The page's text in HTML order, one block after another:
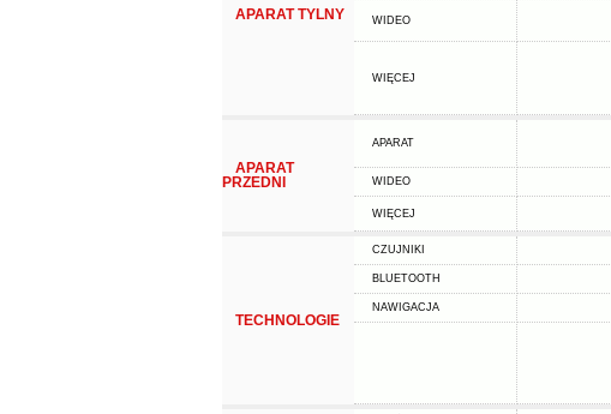
APARAT TYLNY WIDEO
WIĘCEJ
APARAT
PRZEDNI
APARAT
WIDEO
WIĘCEJ
TECHNOLOGIE
CZUJNIKI
BLUETOOTH
NAWIGACJA